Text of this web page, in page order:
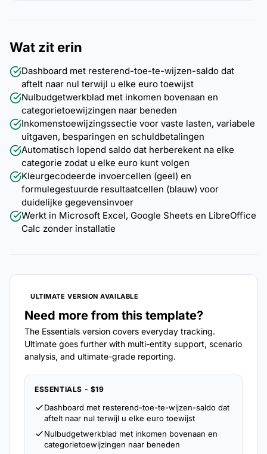
Wat zit erin
Dashboard met resterend-toe-te-wijzen-saldo dat
aftelt naar nul terwijl u elke euro toewijst
Nulbudgetwerkblad met inkomen bovenaan en
categorietoewijzingen naar beneden
Inkomenstoewijzingssectie voor vaste lasten, variabele
uitgaven, besparingen en schuldbetalingen
Automatisch lopend saldo dat herberekent na elke
categorie zodat u elke euro kunt volgen
Kleurgecodeerde invoercellen (geel) en
formulegestuurde resultaatcellen (blauw) voor
duidelijke gegevensinvoer
Werkt in Microsoft Excel, Google Sheets en LibreOffice
Calc zonder installatie
ULTIMATE VERSION AVAILABLE
Need more from this template?
The Essentials version covers everyday tracking.
Ultimate goes further with multi-entity support, scenario
analysis, and ultimate-grade reporting.
ESSENTIALS - $19
Dashboard met resterend-toe-te-wijzen-saldo dat
aftelt naar nul terwijl u elke euro toewijst
Nulbudgetwerkblad met inkomen bovenaan en
categorietoewijzingen naar beneden